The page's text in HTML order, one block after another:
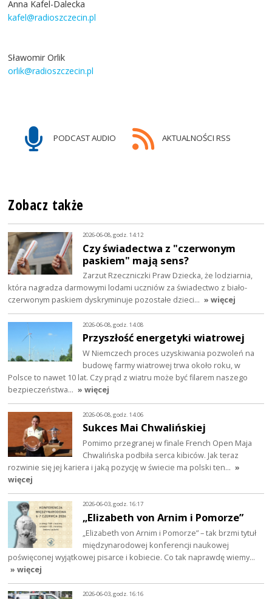
Anna Kafel-Dalecka
kafel@radioszczecin.pl
Sławomir Orlik
orlik@radioszczecin.pl
PODCAST AUDIO AKTUALNOŚCI RSS
Zobacz także
2026-06-08, godz. 14:12
Czy świadectwa z "czerwonym
paskiem" mają sens?
Zarzut Rzeczniczki Praw Dziecka, że lodziarnia,
która nagradza darmowymi lodami uczniów za świadectwo z biało-
czerwonym paskiem dyskryminuje pozostałe dzieci… » więcej
2026-06-08, godz. 14:08
Przyszłość energetyki wiatrowej
W Niemczech proces uzyskiwania pozwoleń na
budowę farmy wiatrowej trwa około roku, w
Polsce to nawet 10 lat. Czy prąd z wiatru może być filarem naszego
bezpieczeństwa… » więcej
2026-06-08, godz. 14:06
Sukces Mai Chwalińskiej
Pomimo przegranej w finale French Open Maja
Chwalińska podbiła serca kibiców. Jak teraz
rozwinie się jej kariera i jaką pozycję w świecie ma polski ten… »
więcej
2026-06-03, godz. 16:17
„Elizabeth von Arnim i Pomorze”
„Elizabeth von Arnim i Pomorze” – tak brzmi tytuł
międzynarodowej konferencji naukowej
poświęconej wyjątkowej pisarce i kobiecie. Co tak naprawdę wiemy…
» więcej
2026-06-03, godz. 16:16